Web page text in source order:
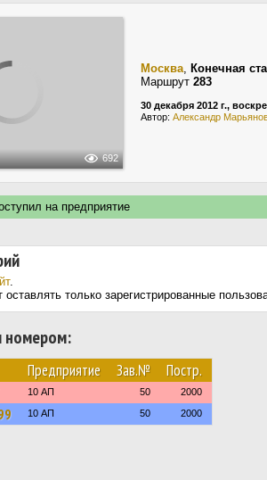
692
Москва, Конечная
Маршрут 283
30 декабря 2012 г.,
Автор: Александр
на предприятие
.
оставлять только зарегистрированные
номером:
Предприятие Зав.№ Постр.
10 АП 50 2000
10 АП 50 2000